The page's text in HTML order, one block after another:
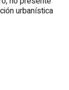
urbanística